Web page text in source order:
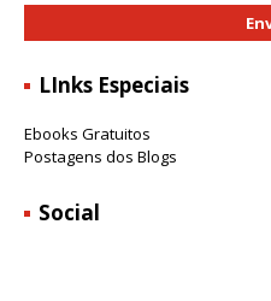
LInks Especiais
Ebooks Gratuitos
Postagens dos Blogs
Social